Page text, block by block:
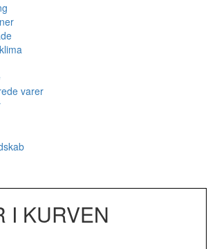
varer
I KURVEN